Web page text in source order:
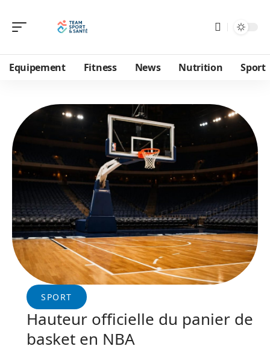
Equipement Fitness News Nutrition Sport
SPORT
Hauteur officielle du panier de
basket en NBA